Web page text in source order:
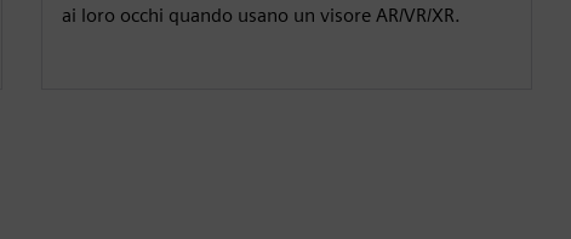
ai loro occhi quando usano un visore AR/VR/XR.